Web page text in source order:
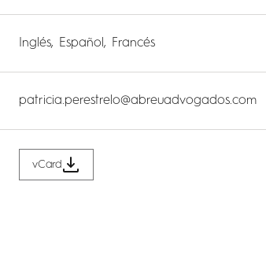
Inglés, Español, Francés
patricia.perestrelo@abreuadvogados.com
vCard